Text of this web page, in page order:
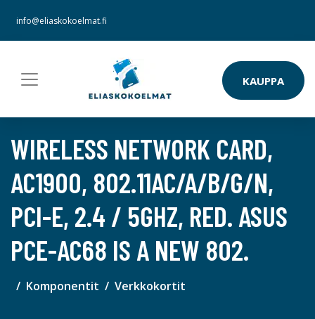
info@eliaskokoelmat.fi
KAUPPA
WIRELESS NETWORK CARD,
AC1900, 802.11AC/A/B/G/N,
PCI-E, 2.4 / 5GHZ, RED. ASUS
PCE-AC68 IS A NEW 802.
Komponentit Verkkokortit